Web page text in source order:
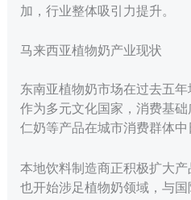
加，行业整体吸引力提升。
马来西亚植物奶产业现状
东南亚植物奶市场在过去五
作为多元文化国家，消费基
仁奶等产品在城市消费群体中
本地饮料制造商正积极扩大
也开始涉足植物奶领域，与国